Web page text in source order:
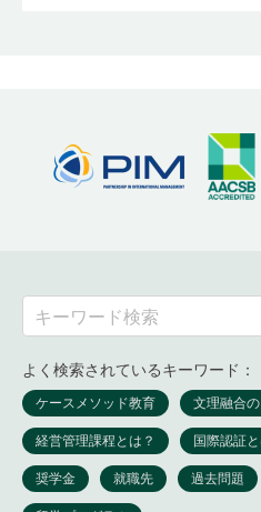
よく検索されているキーワード：